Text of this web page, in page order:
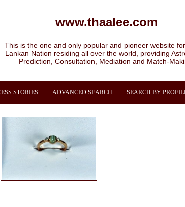
www.thaalee.com
This is the one and only popular and pioneer website
Lankan Nation residing all over the world, providing
Prediction, Consultation, Mediation and Match-
STORIES ADVANCED SEARCH SEARCH BY